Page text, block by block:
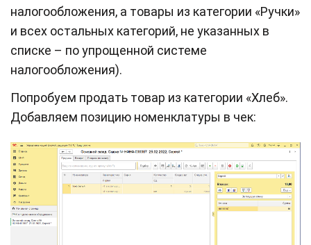
налогообложения, а товары из категории «Ручки»
и всех остальных категорий, не указанных в
списке – по упрощенной системе
налогообложения).
Попробуем продать товар из категории «Хлеб».
Добавляем позицию номенклатуры в чек: